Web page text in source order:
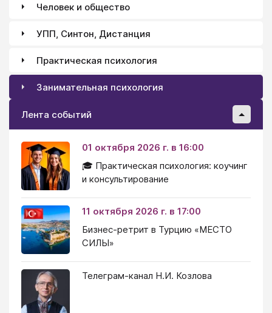
Человек и общество
УПП, Синтон, Дистанция
Практическая психология
Занимательная психология
Лента событий
01 октября 2026 г. в 16:00
🎓 Практическая психология: коучинг
и консультирование
11 октября 2026 г. в 17:00
Бизнес-ретрит в Турцию «МЕСТО
СИЛЫ»
Телеграм-канал Н.И. Козлова